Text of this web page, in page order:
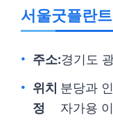
서울굿플란
주소:경기도
위치
정
분당과
자가용